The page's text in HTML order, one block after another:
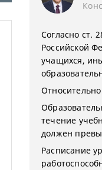
Согласно ст.
Российской
учащихся,
течение
должен
Расписание